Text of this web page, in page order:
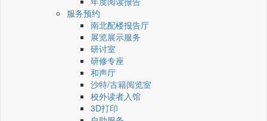
服务预约
南北配楼报告厅
展览展示服务
研讨室
研修专座
和声厅
沙特/古籍阅览室
校外读者入馆
3D打印